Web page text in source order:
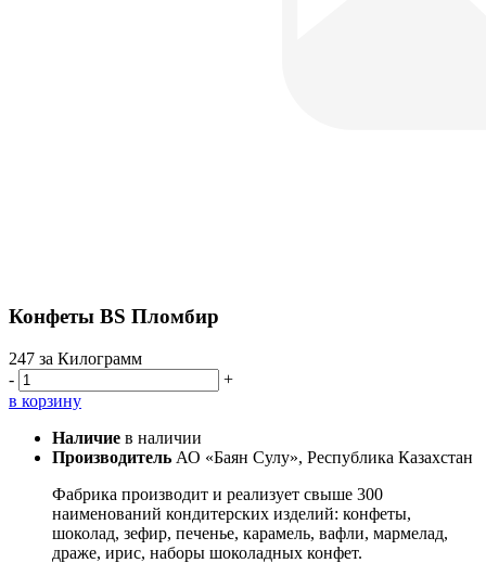
Конфеты BS Пломбир
247 за Килограмм
-
+
в корзину
Наличие в наличии
Производитель АО «Баян Сулу», Республика Казахстан
Фабрика производит и реализует свыше 300
наименований кондитерских изделий: конфеты,
шоколад, зефир, печенье, карамель, вафли, мармелад,
драже, ирис, наборы шоколадных конфет.